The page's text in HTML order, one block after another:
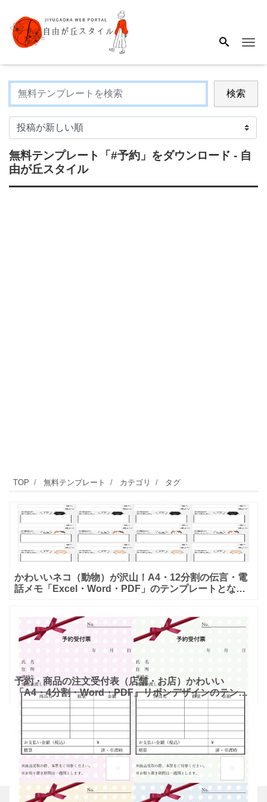
検索
無料テンプレート 「#予約」 をダウンロード - 自
由が丘スタイル
TOP 無料テンプレート カテゴリ タグ
かわいいネコ（動物）が沢山！A4・12分割の伝言・電
話メモ「Excel・Word・PDF」のテンプレートとなり
予約・商品の注文受付表（店舗・お店）かわいい
「A4・4分割・Word・PDF」リボンデザインのテンプ
レートとなります。お店や店舗で商品の受付を行った場
合に発行す